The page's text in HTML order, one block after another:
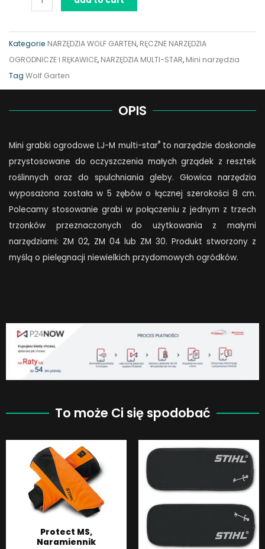
LJ-
Kategorie NARZĘDZIA WOLF GARTEN, RĘCZNE NARZĘDZIA
OGRODNICZE I RĘKAWICE, NARZĘDZIA MULTI-STAR, Mini narzędzia
Tag Wolf Garten
OPIS
Mini grabki ogrodowe LJ-M multi-star® to narzędzie doskonale
przystosowane do oczyszczenia małych grządek z resztek
roślinnych oraz do spulchniania gleby. Głowica narzędzia
wyposażona została w 5 zębów o łącznej szerokości 8 cm.
Polecamy stosowanie grabi w połączeniu z jednym z trzech
trzonków przeznaczonych do użytkowania z małymi
narzędziami: ZM 02, ZM 04 lub ZM 30. Produkt stworzony z
myślą o pielęgnacji niewielkich przydomowych ogródków.
To może Ci się spodobać
Protect MS,
Naramiennik